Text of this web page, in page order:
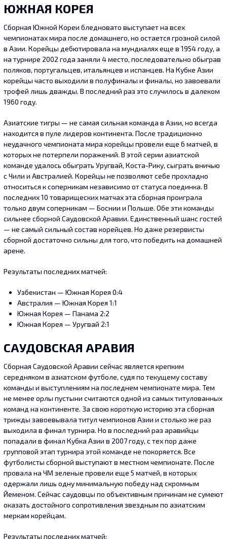
ЮЖНАЯ КОРЕЯ
Сборная Южной Кореи бледновато выступает на всех
чемпионатах мира после домашнего, но остается грозной силой
в Азии. Корейцы дебютировала на мундиалях еще в 1954 году, а
на турнире 2002 года заняли 4 место, последовательно обыграв
поляков, португальцев, итальянцев и испанцев. На Кубке Азии
корейцы часто выходили в полуфиналы и финалы, но завоевали
трофей лишь дважды. В последний раз это случилось в далеком
1960 году.
Азиатские тигры — не самая сильная команда в Азии, но всегда
находится в пуле лидеров континента. После традиционно
неудачного чемпионата мира корейцы провели еще 6 матчей, в
которых не потерпели поражений. В этой серии азиатской
команде удалось обыграть Уругвай, Коста-Рику, сыграть вничью
с Чили и Австралией. Корейцы не позволяют себе прохладно
относиться к соперникам независимо от статуса поединка. В
последних 10 товарищеских матчах эта сборная проиграла
только двум соперникам — Боснии и Польше. Обе эти команды
сильнее сборной Саудовской Аравии. Единственный шанс гостей
— не самый сильный состав корейцев. Но даже резервисты
сборной достаточно сильны для того, что победить на домашней
арене.
Результаты последних матчей:
Узбекистан — Южная Корея 0:4
Австралия — Южная Корея 1:1
Южная Корея — Панама 2:2
Южная Корея — Уругвай 2:1
САУДОВСКАЯ АРАВИЯ
Сборная Саудовской Аравии сейчас является крепким
середняком в азиатском футболе, судя по текущему составу
команды и выступлениям на последнем чемпионате мира. Тем
не менее орлы пустыни считаются одной из самых титулованных
команд на континенте. За свою короткую историю эта сборная
трижды завоевывала титул чемпионов Азии и столько же раз
выходила в финал турнира. Но в последний раз аравийцы
попадали в финал Кубка Азии в 2007 году, с тех пор даже
групповой этап турнира этой команде не покоряется. Все
футболисты сборной выступают в местном чемпионате. После
провала на ЧМ зеленые провели еще 5 матчей, в которых
одержали лишь одну минимальную победу над скромным
Йеменом. Сейчас саудовцы по объективным причинам не сумеют
оказать достойного сопротивления звездным по азиатским
меркам корейцам.
Результаты последних матчей: